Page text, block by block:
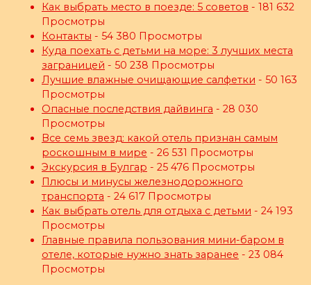
Как выбрать место в поезде: 5 советов - 181 632
Просмотры
Контакты - 54 380 Просмотры
Куда поехать с детьми на море: 3 лучших места
заграницей - 50 238 Просмотры
Лучшие влажные очищающие салфетки - 50 163
Просмотры
Опасные последствия дайвинга - 28 030
Просмотры
Все семь звезд: какой отель признан самым
роскошным в мире - 26 531 Просмотры
Экскурсия в Булгар - 25 476 Просмотры
Плюсы и минусы железнодорожного
транспорта - 24 617 Просмотры
Как выбрать отель для отдыха с детьми - 24 193
Просмотры
Главные правила пользования мини-баром в
отеле, которые нужно знать заранее - 23 084
Просмотры